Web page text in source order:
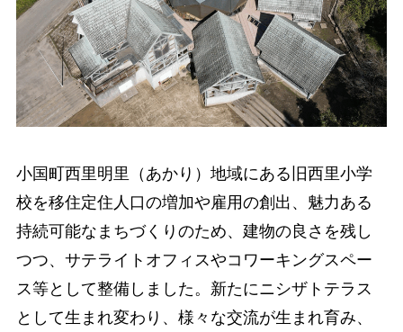
小国町西里明里（あかり）地域にある旧西里小学
校を移住定住人口の増加や雇用の創出、魅力ある
持続可能なまちづくりのため、建物の良さを残し
つつ、サテライトオフィスやコワーキングスペー
ス等として整備しました。新たにニシザトテラス
として生まれ変わり、様々な交流が生まれ育み、